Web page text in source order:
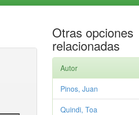
Otras opciones
relacionadas
Autor
Pinos, Juan
Quindi, Toa